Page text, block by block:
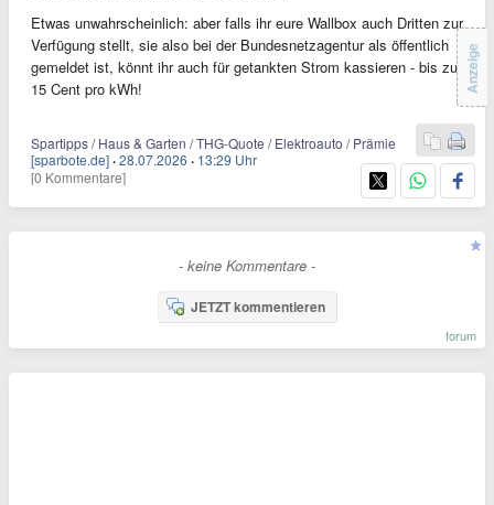
Etwas unwahrscheinlich: aber falls ihr eure Wallbox auch Dritten zur
Verfügung stellt, sie also bei der Bundesnetzagentur als öffentlich
gemeldet ist, könnt ihr auch für getankten Strom kassieren - bis zu
15 Cent pro kWh!
Spartipps / Haus & Garten / THG-Quote / Elektroauto / Prämie
[sparbote.de] ·28.07.2026 · 13:29 Uhr
[0 Kommentare]
Anzeige
- keine Kommentare -
JETZT kommentieren
forum